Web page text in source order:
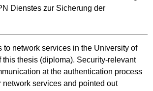
Dienstes zur Sicherung der
network services in the University of
thesis (diploma). Security-relevant
at the authentication process
network services and pointed out